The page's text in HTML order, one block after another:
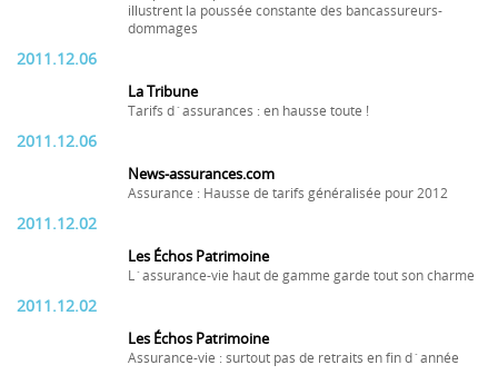
illustrent la poussée constante des bancassureurs-
dommages
2011.12.06
La Tribune
Tarifs d´assurances : en hausse toute !
2011.12.06
News-assurances.com
Assurance : Hausse de tarifs généralisée pour 2012
2011.12.02
Les Échos Patrimoine
L´assurance-vie haut de gamme garde tout son charme
2011.12.02
Les Échos Patrimoine
Assurance-vie : surtout pas de retraits en fin d´année